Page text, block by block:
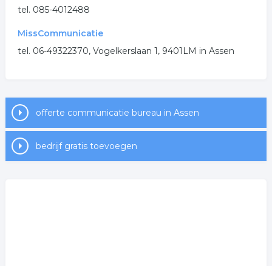
.tel. 085-4012488
MissCommunicatie
tel. 06-49322370, Vogelkerslaan 1, 9401LM in Assen
offerte communicatie bureau in Assen
bedrijf gratis toevoegen